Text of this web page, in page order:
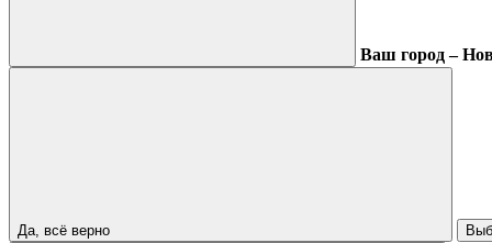
Ваш город –
Да, всё верно